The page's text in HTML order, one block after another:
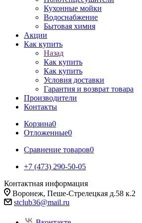
Кухонные мойки
Водоснабжение
Бытовая химия
Акции
Как купить
Назад
Как купить
Как купить
Условия доставки
Гарантия и возврат товара
Производители
Контакты
Корзина0
Отложенные0
Сравнение товаров0
+7 (473) 290-50-05
Контактная информация
Воронеж, Пеше-Стрелецкая д.58 к.2
stclub36@mail.ru